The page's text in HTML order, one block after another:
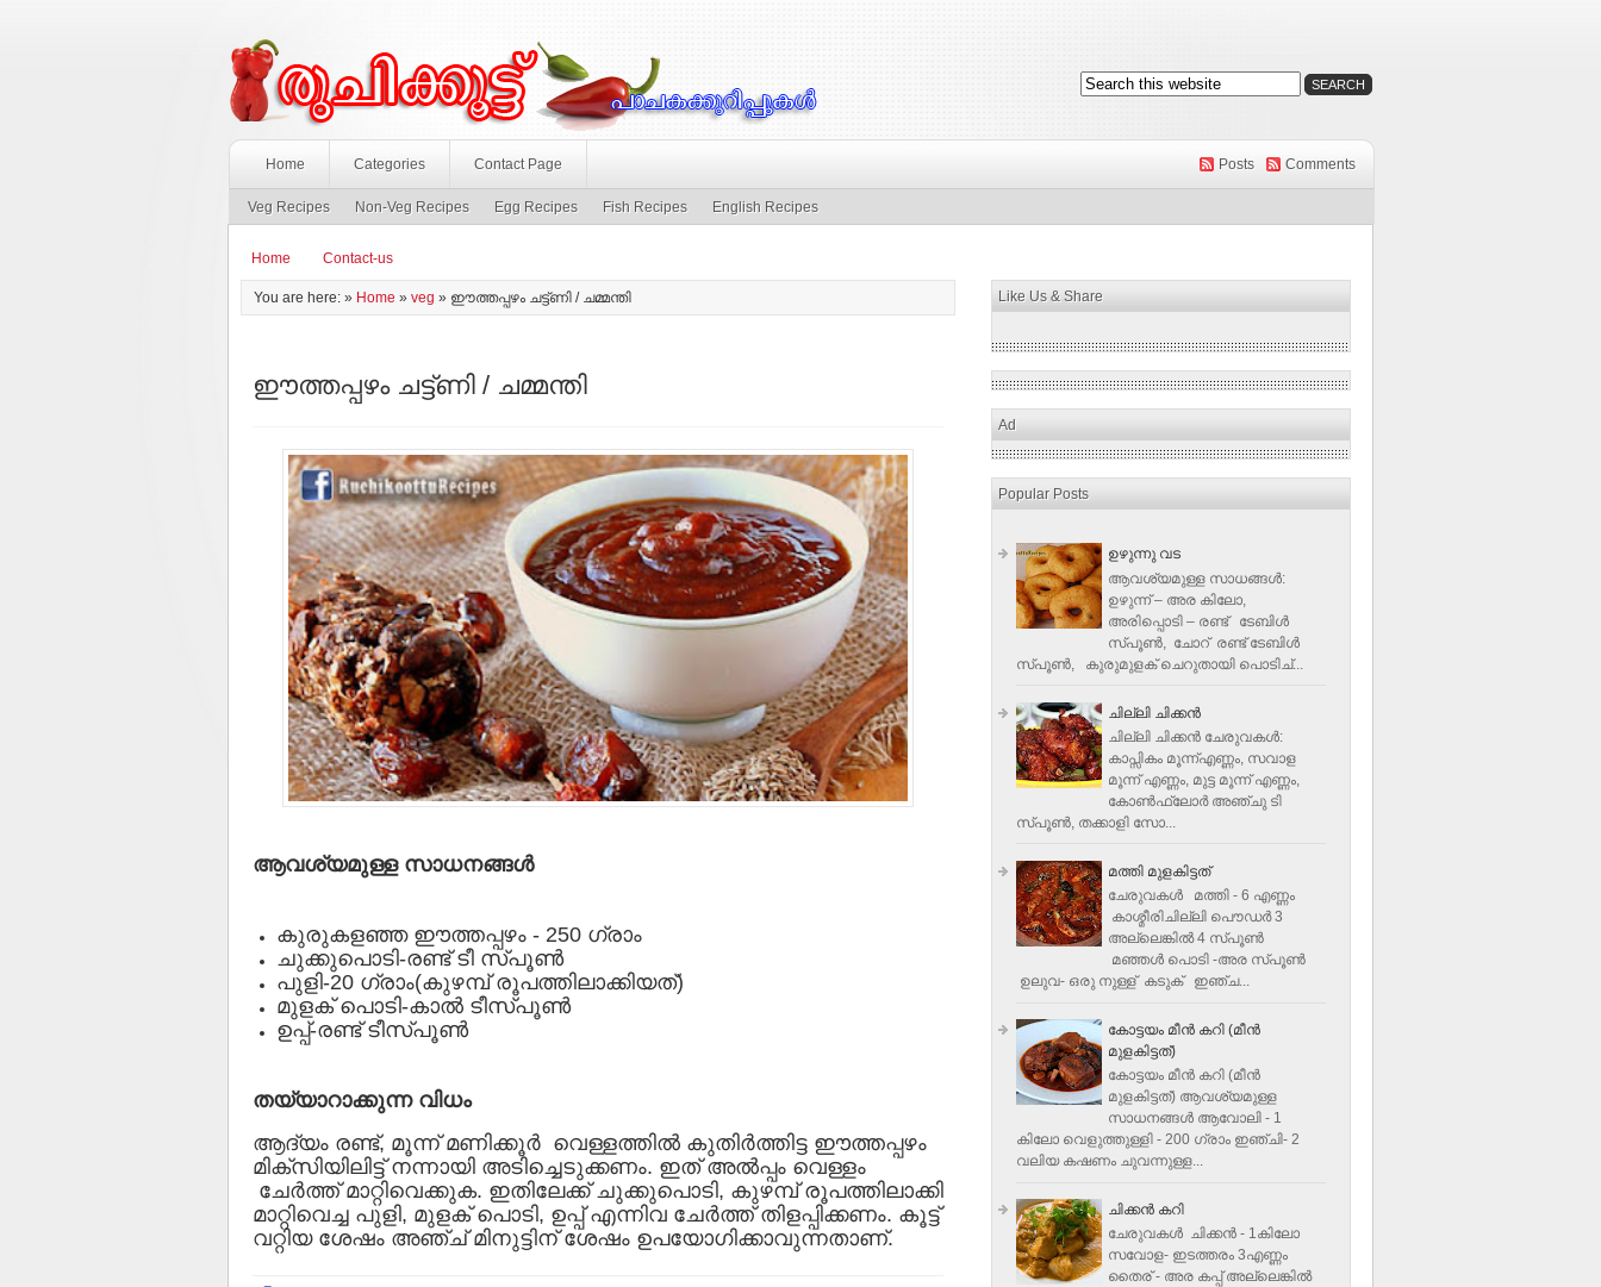
Home Categories Contact Page Posts Comments
Veg Recipes Non-Veg Recipes Egg Recipes Fish Recipes English Recipes
Home Contact-us
You are here: » Home » veg » ഈത്തപ്പഴം ചട്ട്ണി / ചമ്മന്തി
ഈത്തപ്പഴം ചട്ട്ണി / ചമ്മന്തി
ആവശ്യമുള്ള സാധനങ്ങള്‍
കുരുകളഞ്ഞ ഈത്തപ്പഴം - 250 ഗ്രാം
ചുക്കുപൊടി-രണ്ട് ടീ സ്പൂണ്‍
പുളി-20 ഗ്രാം(കുഴമ്പ് രൂപത്തിലാക്കിയത്)
മുളക് പൊടി-കാല്‍ ടീസ്പൂണ്‍
ഉപ്പ്-രണ്ട് ടീസ്പൂണ്‍
തയ്യാറാക്കുന്ന വിധം
ആദ്യം രണ്ട്, മൂന്ന് മണിക്കൂര്‍ വെള്ളത്തില്‍ കുതിര്‍ത്തിട്ട ഈത്തപ്പഴം
മിക്‌സിയിലിട്ട് നന്നായി അടിച്ചെടുക്കണം. ഇത് അല്‍പ്പം വെള്ളം
ചേര്‍ത്ത് മാറ്റിവെക്കുക. ഇതിലേക്ക് ചുക്കുപൊടി, കുഴമ്പ് രൂപത്തിലാക്കി
മാറ്റിവെച്ച പുളി, മുളക് പൊടി, ഉപ്പ് എന്നിവ ചേര്‍ത്ത് തിളപ്പിക്കണം. കൂട്ട്
വറ്റിയ ശേഷം അഞ്ച് മിനുട്ടിന് ശേഷം ഉപയോഗിക്കാവുന്നതാണ്.
Like Us & Share
Ad
Popular Posts
ഉഴുന്നു വട
ആവശ്യമുള്ള സാധങ്ങൾ:
ഉഴുന്ന് – അര കിലോ,
അരിപ്പൊടി – രണ്ട് ടേബിൾ
സ്പൂൺ, ചോറ് രണ്ട് ടേബിള്‍
സ്പൂണ്‍, കുരുമുളക് ചെറുതായി പൊടിച്...
ചില്ലി ചിക്കൻ
ചില്ലി ചിക്കൻ ചേരുവകള്‍:
കാപ്സികം മൂന്ന്എണ്ണം, സവാള
മൂന്ന് എണ്ണം, മുട്ട മൂന്ന് എണ്ണം,
കോണ്‍ഫ്ലോര്‍ അഞ്ചു ടി
സ്പൂണ്‍, തക്കാളി സോ...
മത്തി മുളകിട്ടത്
ചേരുവകൾ മത്തി - 6 എണ്ണം
കാശ്മീരിചില്ലി പൌഡർ 3
അല്ലെങ്കിൽ 4 സ്പൂണ്‍
മഞ്ഞൾ പൊടി -അര സ്പൂണ്‍
ഉലുവ- ഒരു നുള്ള് കടുക് ഇഞ്ച...
കോട്ടയം മീന്‍ കറി (മീന്‍
മുളകിട്ടത്‌)
കോട്ടയം മീന്‍ കറി (മീന്‍
മുളകിട്ടത്‌) ആവശ്യമുള്ള
സാധനങ്ങള്‍ ആവോലി - 1
കിലോ വെളുത്തുള്ളി - 200 ഗ്രാം ഇഞ്ചി- 2
വലിയ കഷണം ചുവന്നുള്ള...
ചിക്കന്‍ കറി
ചേരുവകൾ ചിക്കന്‍ - 1കിലോ
സവോള- ഇടത്തരം 3എണ്ണം
തൈര് - അര കപ്പ്‌ അല്ലെങ്കില്‍